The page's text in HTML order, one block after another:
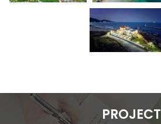
PROJECT